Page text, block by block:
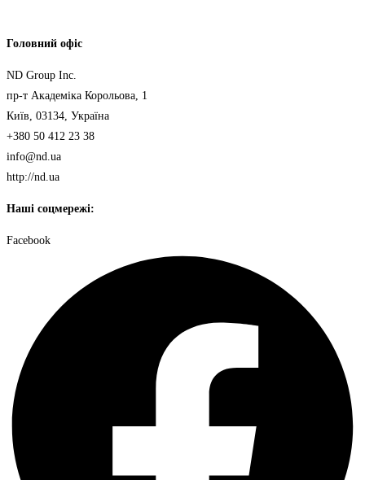
Головний офіс
ND Group Inc.
пр-т Академіка Корольова, 1
Київ, 03134, Україна
+380 50 412 23 38
info@nd.ua
http://nd.ua
Наші соцмережі:
Facebook